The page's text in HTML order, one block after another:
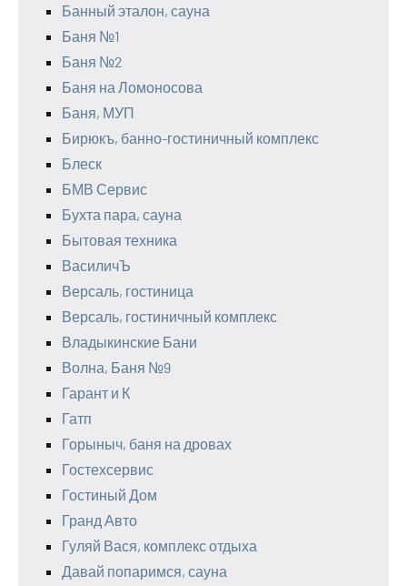
Банный эталон, сауна
Баня №1
Баня №2
Баня на Ломоносова
Баня, МУП
Бирюкъ, банно-гостиничный комплекс
Блеск
БМВ Сервис
Бухта пара, сауна
Бытовая техника
ВасиличЪ
Версаль, гостиница
Версаль, гостиничный комплекс
Владыкинские Бани
Волна, Баня №9
Гарант и К
Гатп
Горыныч, баня на дровах
Гостехсервис
Гостиный Дом
Гранд Авто
Гуляй Вася, комплекс отдыха
Давай попаримся, сауна